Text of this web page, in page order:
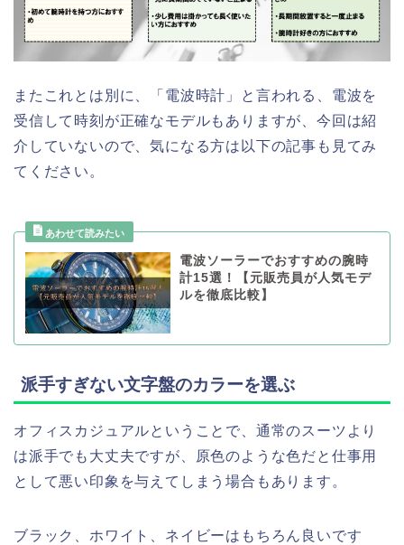
またこれとは別に、「電波時計」と言われる、電波を
受信して時刻が正確なモデルもありますが、今回は紹
介していないので、気になる方は以下の記事も見てみ
てください。
電波ソーラーでおすすめの腕時
計15選！【元販売員が人気モデ
ルを徹底比較】
派手すぎない文字盤のカラーを選ぶ
オフィスカジュアルということで、通常のスーツより
は派手でも大丈夫ですが、原色のような色だと仕事用
として悪い印象を与えてしまう場合もあります。
ブラック、ホワイト、ネイビーはもちろん良いです